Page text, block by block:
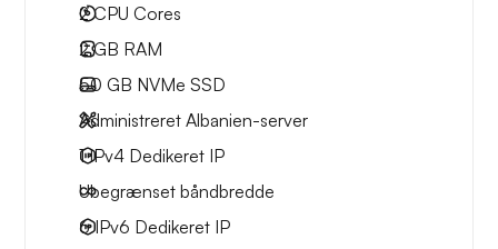
2CPU Cores
2 GB RAM
50 GB NVMe SSD
Administreret Albanien-server
1 IPv4 Dedikeret IP
Ubegrænset båndbredde
6 IPv6 Dedikeret IP